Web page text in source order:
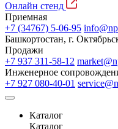
Онлайн стенд
Приемная
+7 (34767) 5-06-95
Башкортостан, г.
Продажи
+7 937 311-58-12
Инженерное
+7 927 080-40-01
Каталог
Каталог